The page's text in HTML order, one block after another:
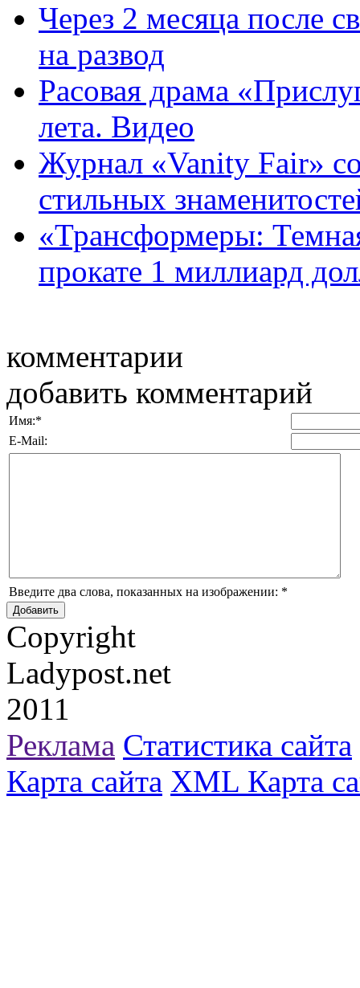
Через 2 месяца после
на развод
Расовая драма
лета. Видео
Журнал «Vanity Fair»
стильных
«Трансформеры:
прокате 1 миллиард
комментарии
добавить комментарий
Имя:*
E-Mail:
Введите два слова, показанных на изображении: *
Copyright
Ladypost.net
2011
Реклама Статистика сайта
Карта сайта XML Карта